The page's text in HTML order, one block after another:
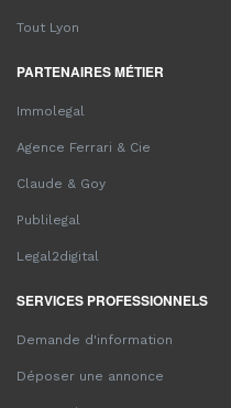
Tout Lyon
PARTENAIRES MÉTIER
Immolegal
Agence Ferrari & Cie
Claude & Goy
Publilegal
Legal2digital
SERVICES PROFESSIONNELS
Demande d'information
Déposer une annonce